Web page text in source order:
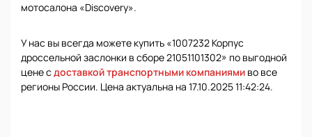
мотосалона «Discovery».
У нас вы всегда можете купить «1007232 Корпус
дроссельной заслонки в сборе 21051101302» по выгодной
цене с доставкой транспортными компаниями во все
регионы России. Цена актуальна на 17.10.2025 11:42:24.